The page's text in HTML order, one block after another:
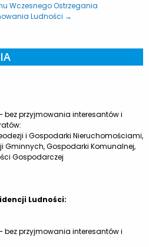
Wczesnego Ostrzegania
Ludności →
bez przyjmowania interesantów i
i Gospodarki Nieruchomościami,
Gminnych, Gospodarki Komunalnej,
Gospodarczej
Ludności:
bez przyjmowania interesantów i